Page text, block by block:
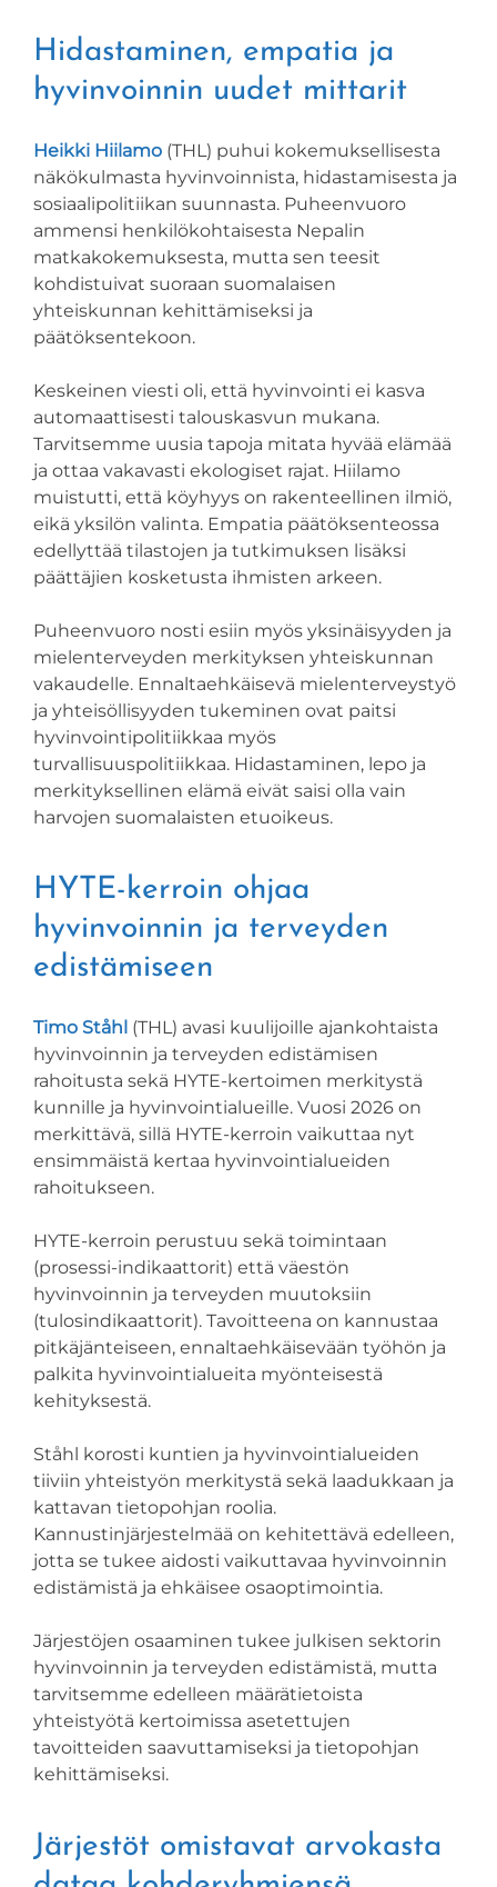
Hidastaminen, empatia ja
hyvinvoinnin uudet mittarit
Heikki Hiilamo (THL) puhui kokemuksellisesta
näkökulmasta hyvinvoinnista, hidastamisesta ja
sosiaalipolitiikan suunnasta. Puheenvuoro
ammensi henkilökohtaisesta Nepalin
matkakokemuksesta, mutta sen teesit
kohdistuivat suoraan suomalaisen
yhteiskunnan kehittämiseksi ja
päätöksentekoon.
Keskeinen viesti oli, että hyvinvointi ei kasva
automaattisesti talouskasvun mukana.
Tarvitsemme uusia tapoja mitata hyvää elämää
ja ottaa vakavasti ekologiset rajat. Hiilamo
muistutti, että köyhyys on rakenteellinen ilmiö,
eikä yksilön valinta. Empatia päätöksenteossa
edellyttää tilastojen ja tutkimuksen lisäksi
päättäjien kosketusta ihmisten arkeen.
Puheenvuoro nosti esiin myös yksinäisyyden ja
mielenterveyden merkityksen yhteiskunnan
vakaudelle. Ennaltaehkäisevä mielenterveystyö
ja yhteisöllisyyden tukeminen ovat paitsi
hyvinvointipolitiikkaa myös
turvallisuuspolitiikkaa. Hidastaminen, lepo ja
merkityksellinen elämä eivät saisi olla vain
harvojen suomalaisten etuoikeus.
HYTE-kerroin ohjaa
hyvinvoinnin ja terveyden
edistämiseen
Timo Ståhl (THL) avasi kuulijoille ajankohtaista
hyvinvoinnin ja terveyden edistämisen
rahoitusta sekä HYTE-kertoimen merkitystä
kunnille ja hyvinvointialueille. Vuosi 2026 on
merkittävä, sillä HYTE-kerroin vaikuttaa nyt
ensimmäistä kertaa hyvinvointialueiden
rahoitukseen.
HYTE-kerroin perustuu sekä toimintaan
(prosessi-indikaattorit) että väestön
hyvinvoinnin ja terveyden muutoksiin
(tulosindikaattorit). Tavoitteena on kannustaa
pitkäjänteiseen, ennaltaehkäisevään työhön ja
palkita hyvinvointialueita myönteisestä
kehityksestä.
Ståhl korosti kuntien ja hyvinvointialueiden
tiiviin yhteistyön merkitystä sekä laadukkaan ja
kattavan tietopohjan roolia.
Kannustinjärjestelmää on kehitettävä edelleen,
jotta se tukee aidosti vaikuttavaa hyvinvoinnin
edistämistä ja ehkäisee osaoptimointia.
Järjestöjen osaaminen tukee julkisen sektorin
hyvinvoinnin ja terveyden edistämistä, mutta
tarvitsemme edelleen määrätietoista
yhteistyötä kertoimissa asetettujen
tavoitteiden saavuttamiseksi ja tietopohjan
kehittämiseksi.
Järjestöt omistavat arvokasta